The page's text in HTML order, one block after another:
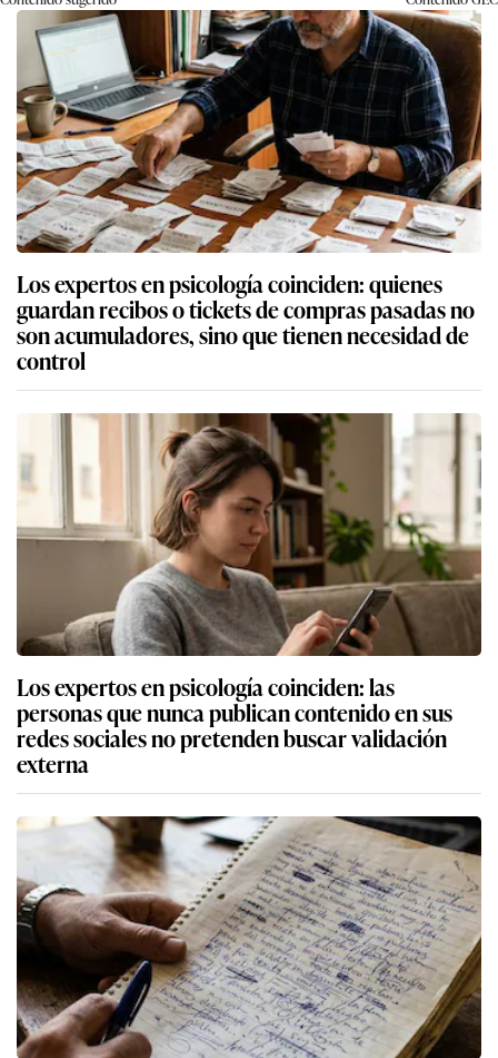
Los expertos en psicología coinciden: quienes
guardan recibos o tickets de compras pasadas no
son acumuladores, sino que tienen necesidad de
control
Los expertos en psicología coinciden: las
personas que nunca publican contenido en sus
redes sociales no pretenden buscar validación
externa